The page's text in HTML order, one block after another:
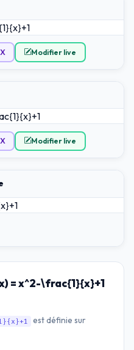
Modifier live
Modifier live
= x^2-\frac{1}{x}+1
est définie sur